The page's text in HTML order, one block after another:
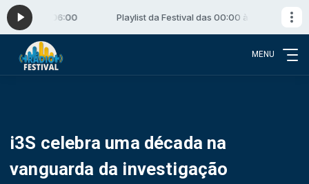
às 06:00 Playlist da Festival das 00:00 às 06:00
MENU
i3S celebra uma década na
vanguarda da investigação